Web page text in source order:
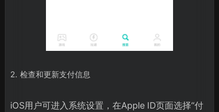
2. 检查和更新支付信息
iOS用户可进入系统设置，在Apple ID页面选择“付